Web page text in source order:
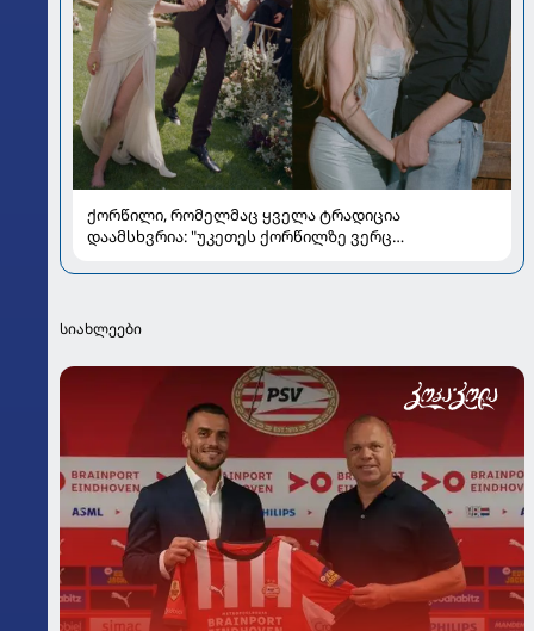
ქორწილი, რომელმაც ყველა ტრადიცია
დაამსხვრია: "უკეთეს ქორწილზე ვერც
სიახლეები